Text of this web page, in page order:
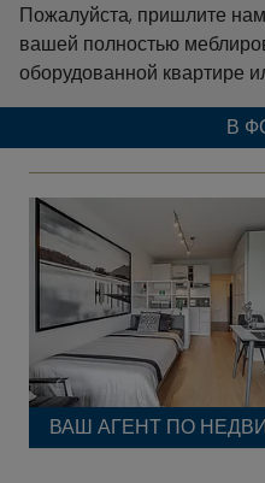
Пожалуйста, пришлите
вашей полностью
оборудованной квартире
В